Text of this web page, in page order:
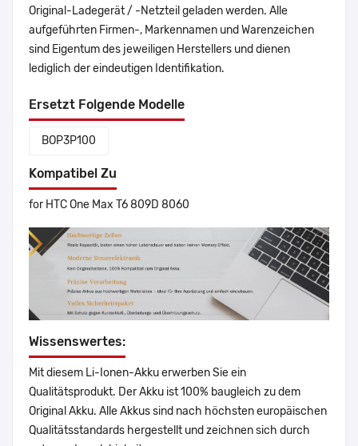
Original-Ladegerät / -Netzteil geladen werden. Alle
aufgeführten Firmen-, Markennamen und Warenzeichen
sind Eigentum des jeweiligen Herstellers und dienen
lediglich der eindeutigen Identifikation.
Ersetzt Folgende Modelle
BOP3P100
Kompatibel Zu
for HTC One Max T6 809D 8060
Wissenswertes:
Mit diesem Li-Ionen-Akku erwerben Sie ein
Qualitätsprodukt. Der Akku ist 100% baugleich zu dem
Original Akku. Alle Akkus sind nach höchsten europäischen
Qualitätsstandards hergestellt und zeichnen sich durch